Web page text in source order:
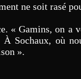
ne soit rasé
« Gamins, on a
Sochaux, où
».